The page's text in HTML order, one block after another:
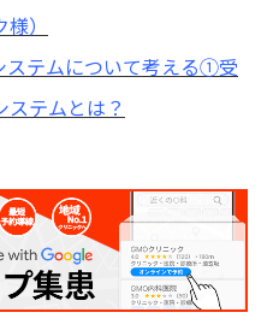
）
ステムについて考える①受
テムとは？